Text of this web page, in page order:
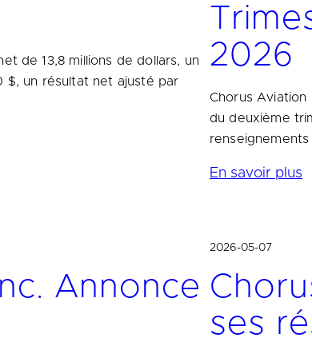
de 13,8 millions de dollars, un
$, un résultat net ajusté par
2026
Chorus Aviation
du deuxième
renseignements
En savoir plus
Annonce
2026-05-07
ses